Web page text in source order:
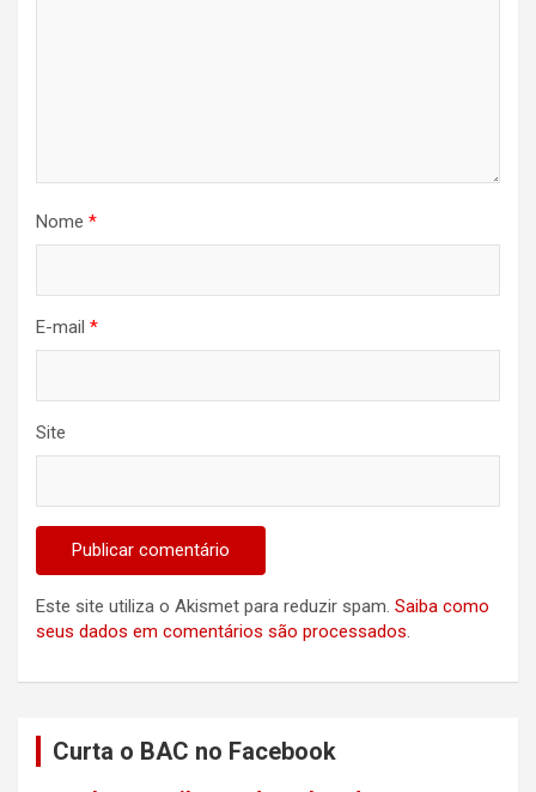
Nome *
E-mail *
Site
Este site utiliza o Akismet para reduzir spam. Saiba como
seus dados em comentários são processados.
Curta o BAC no Facebook